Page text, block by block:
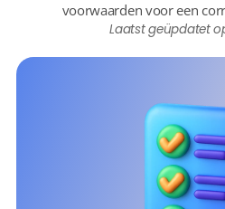
voorwaarden voor een
Laatst geüpdatet